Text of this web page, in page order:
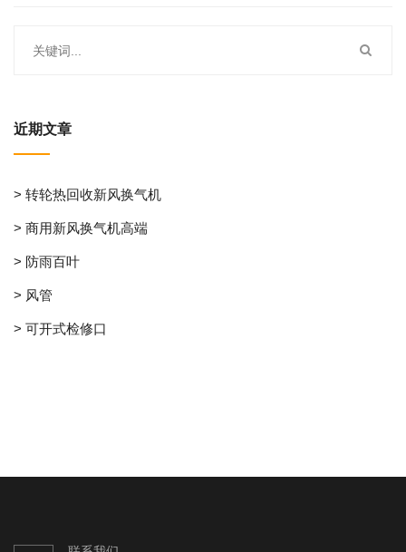
近期文章
> 转轮热回收新风换气机
> 商用新风换气机高端
> 防雨百叶
> 风管
> 可开式检修口